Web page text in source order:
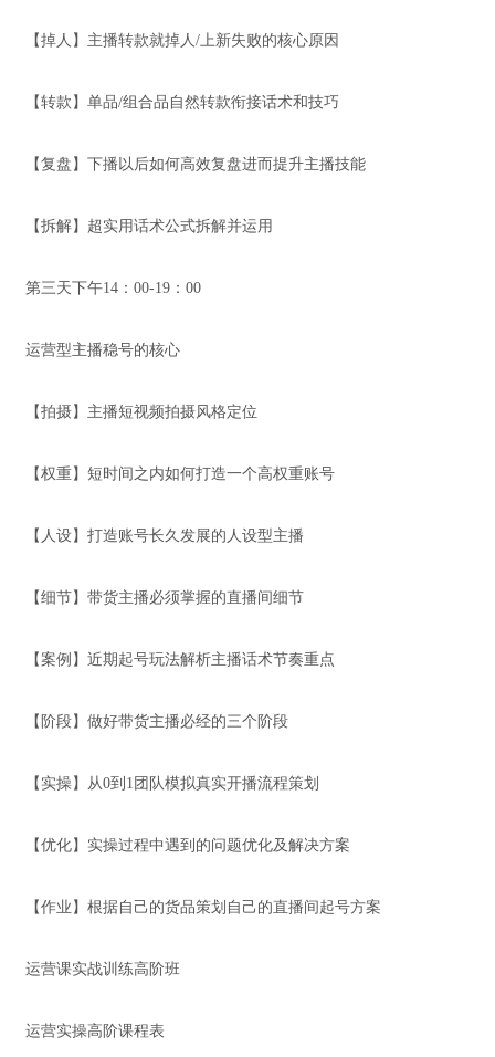
【掉人】主播转款就掉人/上新失败的核心原因
【转款】单品/组合品自然转款衔接话术和技巧
【复盘】下播以后如何高效复盘进而提升主播技能
【拆解】超实用话术公式拆解并运用
第三天下午14：00-19：00
运营型主播稳号的核心
【拍摄】主播短视频拍摄风格定位
【权重】短时间之内如何打造一个高权重账号
【人设】打造账号长久发展的人设型主播
【细节】带货主播必须掌握的直播间细节
【案例】近期起号玩法解析主播话术节奏重点
【阶段】做好带货主播必经的三个阶段
【实操】从0到1团队模拟真实开播流程策划
【优化】实操过程中遇到的问题优化及解决方案
【作业】根据自己的货品策划自己的直播间起号方案
运营课实战训练高阶班
运营实操高阶课程表